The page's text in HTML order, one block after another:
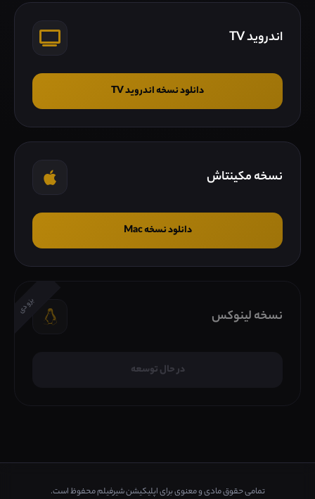
اندروید TV
دانلود نسخه اندروید TV
نسخه مکینتاش
دانلود نسخه Mac
بزودی
نسخه لینوکس
در حال توسعه
تمامی حقوق مادی و معنوی برای اپلیکیشن شیرفیلم محفوظ است.